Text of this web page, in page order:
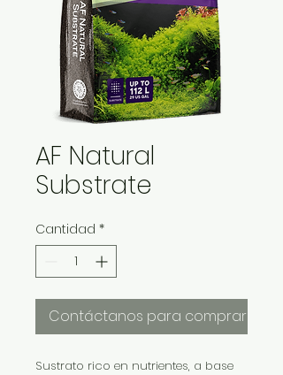
AF Natural
Substrate
Cantidad *
Contáctanos para comprar
Sustrato rico en nutrientes, a base